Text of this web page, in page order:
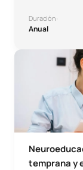
Duración:
Anual
temprana y